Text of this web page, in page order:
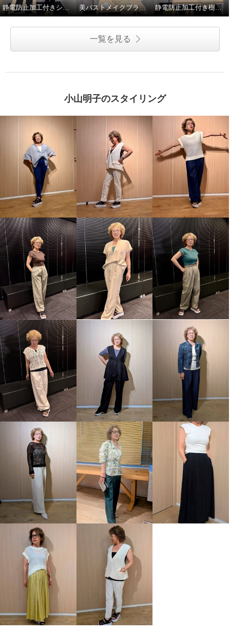
ット
¥0
ット
静電防止加工付きシェイプレギンス2枚セット 美バストメイクブラキャミの着方のポイント！ 静電防止加工付き樹脂ワイヤー入り美バストメイクブラキャミ
一覧を見る
小山明子のスタイリング